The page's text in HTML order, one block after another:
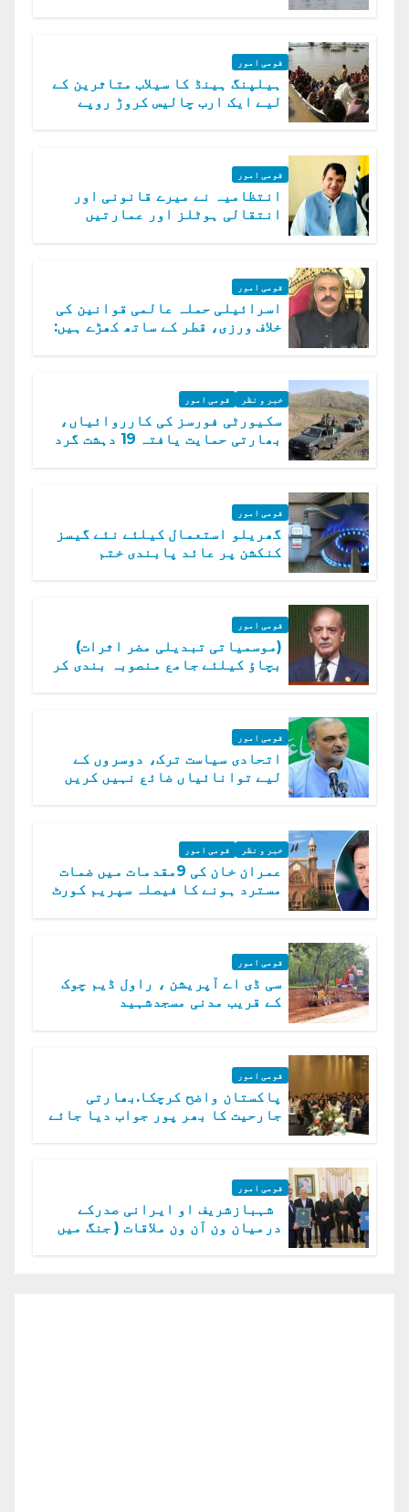
قومی امور
ہیلپنگ ہینڈ کا سیلاب متاثرین کے
لیے ایک ارب چالیس کروڑ روپے
قومی امور
انتظامیہ نے میرے قانونی اور
انتقالی ہوٹلز اور عمارتیں
قومی امور
اسرائیلی حملہ عالمی قوانین کی
خلاف ورزی، قطر کے ساتھ کھڑے ہیں:
خبر و نظر قومی امور
سکیورٹی فورسز کی کارروائیاں،
بھارتی حمایت یافتہ 19 دہشت گرد
قومی امور
گھریلو استعمال کیلئے نئے گیسز
کنکشن پر عائد پابندی ختم
قومی امور
(موسمیاتی تبدیلی مضر اثرات)
بچاؤ کیلئے جامع منصوبہ بندی کر
قومی امور
اتحادی سیاست ترک، دوسروں کے
لیے توانائیاں ضائع نہیں کریں
خبر و نظر قومی امور
عمران خان کی 9مقدمات میں ضمات
مسترد ہونے کا فیصلہ سپریم کورٹ
قومی امور
سی ڈی اے آپریشن ، راول ڈیم چوک
کے قریب مدنی مسجدشہید
قومی امور
پاکستان واضح کرچکا.بھارتی
جارحیت کا بھر پور جواب دیا جائے
قومی امور
شہبازشریف او ایرانی صدرکے
درمیان ون آن ون ملاقات ( جنگ میں